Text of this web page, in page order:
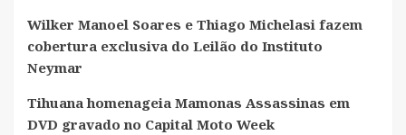
Wilker Manoel Soares e Thiago Michelasi fazem
cobertura exclusiva do Leilão do Instituto
Neymar
Tihuana homenageia Mamonas Assassinas em
DVD gravado no Capital Moto Week